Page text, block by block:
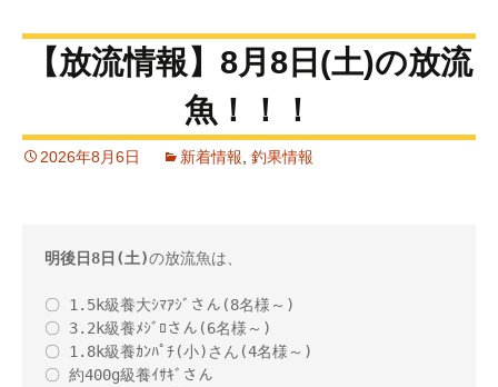
【放流情報】8月8日(土)の放流
魚！！！
2026年8月6日 新着情報 釣果情報
明後日8日(土)の放流魚は、
〇 1.5k級養大ｼﾏｱｼﾞさん(8名様～)
〇 3.2k級養ﾒｼﾞﾛさん(6名様～)
〇 1.8k級養ｶﾝﾊﾟﾁ(小)さん(4名様～)
‪‪‪‪‪‪‪‪‬‪‪‪‪‪‪‪‪‪‪‪〇 約400g級養ｲｻｷﾞさん